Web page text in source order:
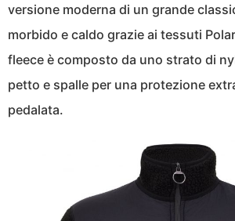
versione moderna di un grande
morbido e caldo grazie ai tessuti
fleece è composto da uno strato di
petto e spalle per una protezione
pedalata.